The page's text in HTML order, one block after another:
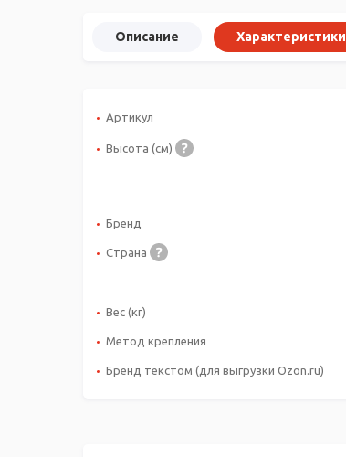
Описание Характеристики
Артикул
Высота (см)
Бренд
Страна
Вес (кг)
Метод крепления
Бренд текстом (для выгрузки Ozon.ru)